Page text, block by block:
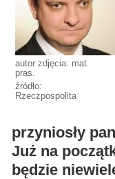
autor zdjęcia: mat.
pras.
źródło:
Rzeczpospolita
przyniosły
Już na
będzie